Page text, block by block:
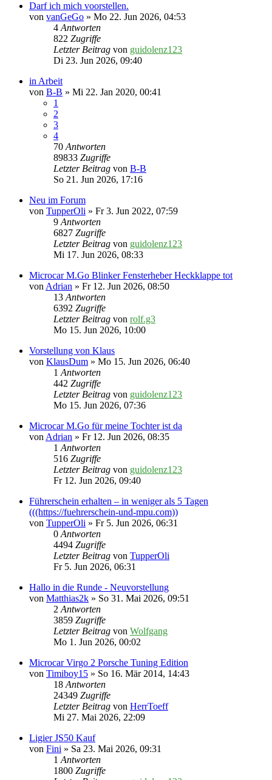
Darf ich mich voorstellen.
von vanGeGo » Mo 22. Jun 2026, 04:53
4Antworten
822 Zugriffe
Letzter Beitrag von guidolenz123
Di 23. Jun 2026, 09:40
in Arbeit
von B-B » Mi 22. Jan 2020, 00:41
1
2
3
4
70Antworten
89833 Zugriffe
Letzter Beitrag von B-B
So 21. Jun 2026, 17:16
Neu im Forum
von TupperOli » Fr 3. Jun 2022, 07:59
9Antworten
6827 Zugriffe
Letzter Beitrag von guidolenz123
Mi 17. Jun 2026, 08:33
Microcar M.Go Blinker Fensterheber Heckklappe tot
vonAdrian » Fr 12. Jun 2026, 08:50
13Antworten
6392 Zugriffe
Letzter Beitrag von rolf.g3
Mo 15. Jun 2026, 10:00
Vorstellung von Klaus
von KlausDum » Mo 15. Jun 2026, 06:40
1Antworten
442 Zugriffe
Letzter Beitrag von guidolenz123
Mo 15. Jun 2026, 07:36
Microcar M.Go für meine Tochter ist da
vonAdrian » Fr 12. Jun 2026, 08:35
1Antworten
516 Zugriffe
Letzter Beitrag von guidolenz123
Fr 12. Jun 2026, 09:40
Führerschein erhalten – in weniger als 5 Tagen
(((https://fuehrerschein-und-mpu.com))
von TupperOli » Fr 5. Jun 2026, 06:31
0Antworten
4494 Zugriffe
Letzter Beitrag von TupperOli
Fr 5. Jun 2026, 06:31
Hallo in die Runde - Neuvorstellung
von Matthias2k » So 31. Mai 2026, 09:51
2Antworten
3859 Zugriffe
Letzter Beitrag von Wolfgang
Mo 1. Jun 2026, 00:02
Microcar Virgo 2 Porsche Tuning Edition
von Timiboy15 » So 16. Mär 2014, 14:43
18Antworten
24349 Zugriffe
Letzter Beitrag von HerrToeff
Mi 27. Mai 2026, 22:09
Ligier JS50 Kauf
von Fini » Sa 23. Mai 2026, 09:31
1Antworten
1800 Zugriffe